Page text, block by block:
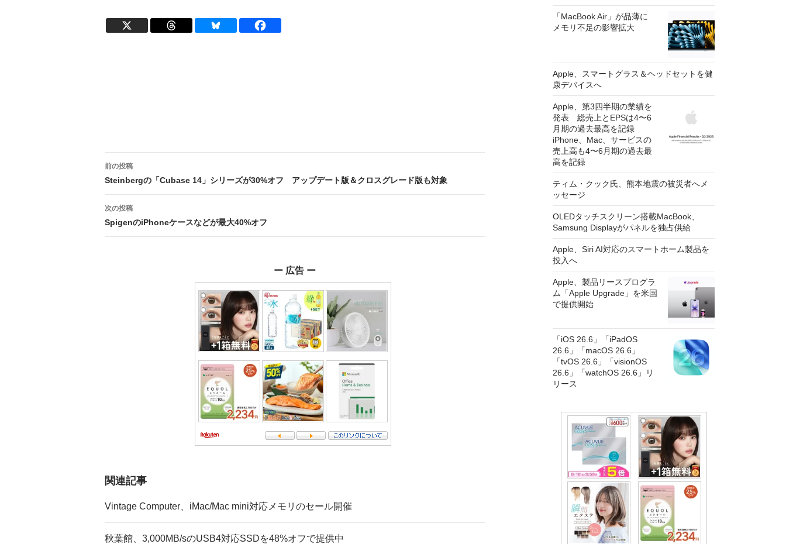
投
稿
ナ
ビ
前の投稿
Steinbergの「Cubase 14」シリーズが30%オフ アップデート版＆クロスグレード版も対象
次の投稿
SpigenのiPhoneケースなどが最大40%オフ
ー 広告 ー
関連記事
Vintage Computer、iMac/Mac mini対応メモリのセール開催
秋葉館、3,000MB/sのUSB4対応SSDを48%オフで提供中
「MacBook Air」が品薄に
メモリ不足の影響拡大
Apple、スマートグラス＆ヘッドセットを健
康デバイスへ
Apple、第3四半期の業績を
発表 総売上とEPSは4〜6
月期の過去最高を記録
iPhone、Mac、サービスの
売上高も4〜6月期の過去最
高を記録
ティム・クック氏、熊本地震の被災者へメ
ッセージ
OLEDタッチスクリーン搭載MacBook、
Samsung Displayがパネルを独占供給
Apple、Siri AI対応のスマートホーム製品を
投入へ
Apple、製品リースプログラ
ム「Apple Upgrade」を米国
で提供開始
「iOS 26.6」「iPadOS
26.6」「macOS 26.6」
「tvOS 26.6」「visionOS
26.6」「watchOS 26.6」リ
リース